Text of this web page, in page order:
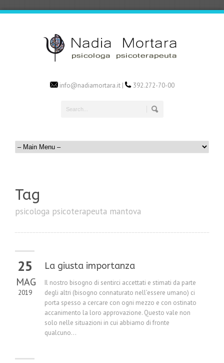
info@nadiamortara.it | 392.272-70-00
Tag
psicologa psicoterapeuta mantova
25
MAG
2019
La giusta importanza
Il nostro bisogno di sentirci accettati e stimati da parte
degli altri (bisogno connaturato nell’essere umano) ci
porta spesso a cercare con ogni mezzo e con ostinato
accanimento la loro approvazione. Questo vale non
solo nelle situazioni in cui abbiamo di fronte
qualcuno...